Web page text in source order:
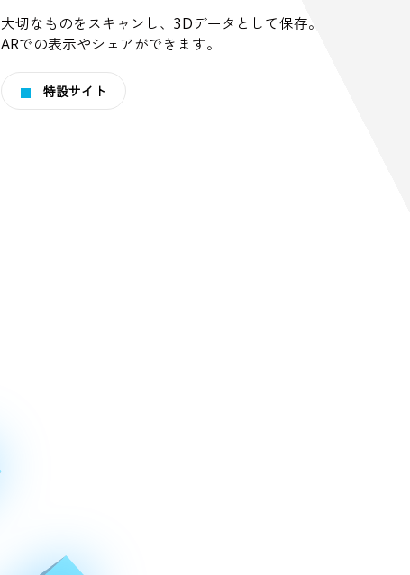
大切なものをスキャンし、3Dデータとして保存。
ARでの表示やシェアができます。
特設サイト